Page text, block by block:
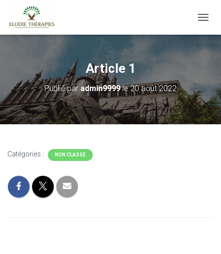
É
L
A
N
A
Article 1
Publié par admin9999le20 août 2022
Catégories : NON CLASSÉ